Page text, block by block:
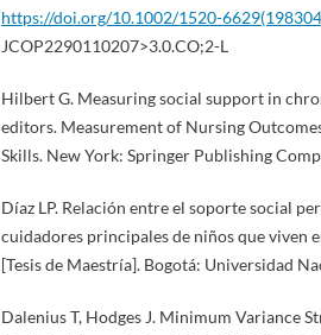
https://doi.org/10.1002/1520-
JCOP2290110207>3.0.CO;2-L
Hilbert G. Measuring social support in
editors. Measurement of Nursing
Skills. New York: Springer Publishing
Díaz LP. Relación entre el soporte social
cuidadores principales de niños que viven
[Tesis de Maestría]. Bogotá: Universidad
Dalenius T, Hodges J. Minimum Variance